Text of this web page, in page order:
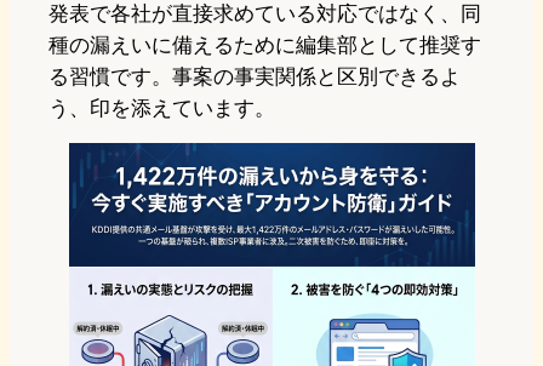
発表で各社が直接求めている対応ではなく、同
種の漏えいに備えるために編集部として推奨す
る習慣です。事案の事実関係と区別できるよ
う、印を添えています。